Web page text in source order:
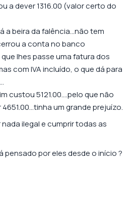
a dever 1316.00 (valor certo do
a beira da falência…não tem
a conta no banco
lhes passe uma fatura dos
com IVA incluído, o que dá para
custou 5121.00….pelo que não
um grande prejuízo.
ilegal e cumprir todas as
pensado por eles desde o início ?